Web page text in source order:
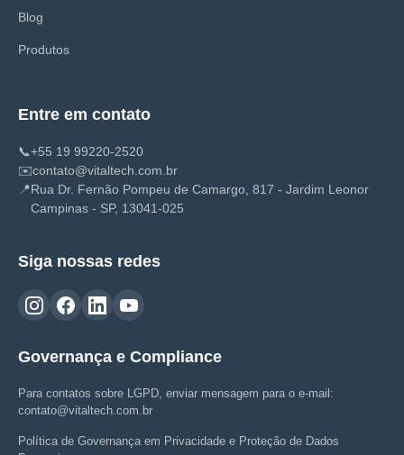
Blog
Produtos
Entre em contato
📞+55 19 99220-2520
✉️contato@vitaltech.com.br
📍Rua Dr. Fernão Pompeu de Camargo, 817 - Jardim Leonor
Campinas - SP, 13041-025
Siga nossas redes
Governança e Compliance
Para contatos sobre LGPD, enviar mensagem para o e-mail:
contato@vitaltech.com.br
Política de Governança em Privacidade e Proteção de Dados